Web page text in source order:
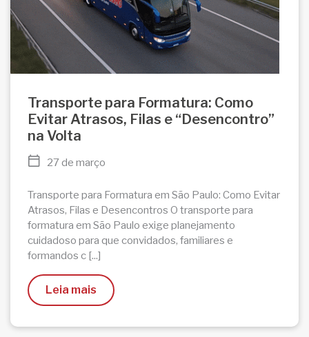
Transporte para Formatura: Como
Evitar Atrasos, Filas e “Desencontro”
na Volta
27 de março
Transporte para Formatura em São Paulo: Como Evitar
Atrasos, Filas e Desencontros O transporte para
formatura em São Paulo exige planejamento
cuidadoso para que convidados, familiares e
formandos c [...]
Leia mais